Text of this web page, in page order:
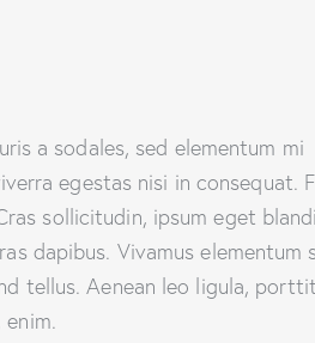
a sodales, sed elementum mi
egestas nisi in consequat.
sollicitudin, ipsum eget
dapibus. Vivamus elementum
tellus. Aenean leo ligula,